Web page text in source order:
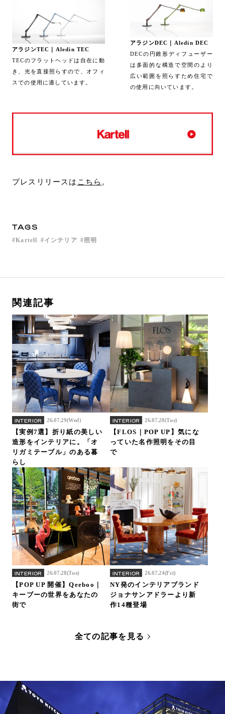
アラジンTEC ｜
Aledin TEC
TECのフラットヘッドは自在に動
き、光を直接照らすので、オフィ
スでの使用に適しています。
アラジンDEC ｜
Aledin DEC
DECの円錐形ディフューザー
は多面的な構造で空間のより
広い範囲を照らすため住宅で
の使用に向いています。
プレスリリースは こちら 。
TAGS
Kartell インテリア 照明
関連記事
INTERIOR 26.07.29(Wed)
【実例7選】折り紙の美しい
造形をインテリアに。「オ
リガミテーブル」のある暮
らし
INTERIOR 26.07.28(Tue)
【FLOS｜POP UP】気にな
っていた名作照明をその目
で
INTERIOR 26.07.28(Tue)
【POP UP 開催】Qeeboo｜
キーブーの世界をあなたの
街で
INTERIOR 26.07.24(Fri)
NY発のインテリアブランド
ジョナサンアドラーより新
作14種登場
全ての記事を見る